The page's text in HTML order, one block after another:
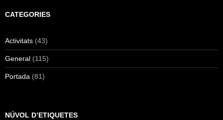
CATEGORIES
Activitats (43)
General (115)
Portada (81)
NÚVOL D’ETIQUETES